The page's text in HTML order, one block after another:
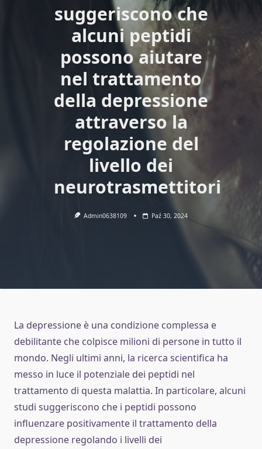
suggeriscono che
alcuni peptidi
possono aiutare
nel trattamento
della depressione
attraverso la
regolazione del
livello dei
neurotrasmettitori
Admin0638109 Paź 30, 2024
La depressione è una condizione complessa e
debilitante che colpisce milioni di persone in tutto il
mondo. Negli ultimi anni, la ricerca scientifica ha
messo in luce il potenziale dei peptidi nel
trattamento di questa malattia. In particolare, alcuni
studi suggeriscono che i peptidi possono
influenzare positivamente il trattamento della
depressione regolando i livelli dei